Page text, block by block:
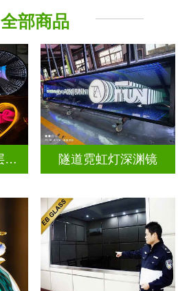
其它玻璃
全部商品
网红背景墙定制千层镜深渊镜 隧道霓虹灯深渊镜